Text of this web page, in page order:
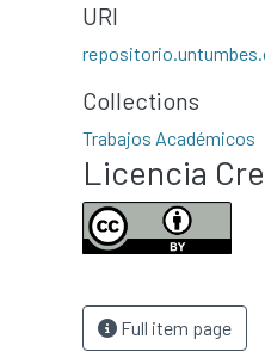
URI
Collections
Trabajos Académicos
Licencia
Full item page